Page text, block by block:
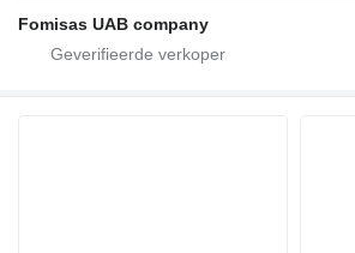
Fomisas UAB company